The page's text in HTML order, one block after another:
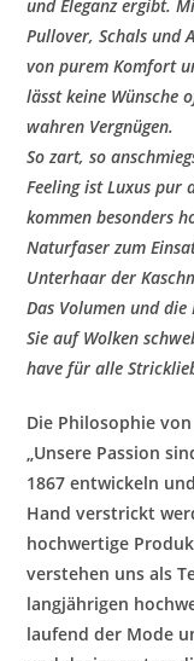
und Eleganz ergibt.
Pullover, Schals und
von purem Komfort
lässt keine Wünsche
wahren Vergnügen.
So zart, so
Feeling ist Luxus pur
kommen besonders
Naturfaser zum
Unterhaar der
Das Volumen und die
Sie auf Wolken
have für alle
Die Philosophie von
„Unsere Passion
1867 entwickeln
Hand verstrickt
hochwertige
verstehen uns als
langjährigen
laufend der Mode